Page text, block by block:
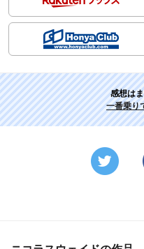
感想は
一番乗り